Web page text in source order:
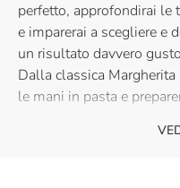
perfetto, approfondirai le
e imparerai a scegliere e
un risultato davvero
Dalla classica
le mani in pasta e